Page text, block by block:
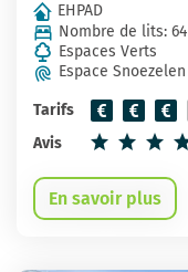
EHPAD
Nombre de lits: 64
Espaces Verts
Espace Snoezelen
Tarifs
Avis
En savoir plus